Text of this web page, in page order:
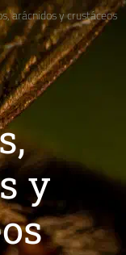
arácnidos y crustáceos
y